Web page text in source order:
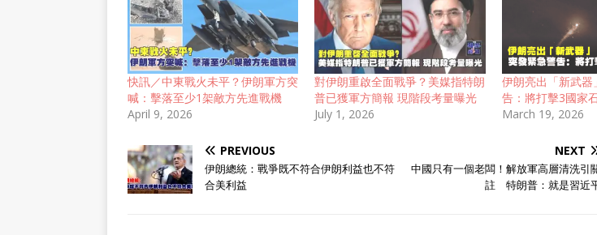
快訊／中東戰火未平？伊朗軍方突
喊：擊落至少1架敵方先進戰機
April 9, 2026
對伊朗重啟全面戰爭？美媒指特朗
普已獲軍方簡報 現階段考量曝光
July 1, 2026
伊朗亮出「新武器
告：將打擊3國家
March 19, 2026
PREVIOUS
伊朗總統：戰爭既不符合伊朗利益也不符
合美利益
NEXT
中國只有一個老闆！解放軍高層清洗引
註 特朗普：就是習近